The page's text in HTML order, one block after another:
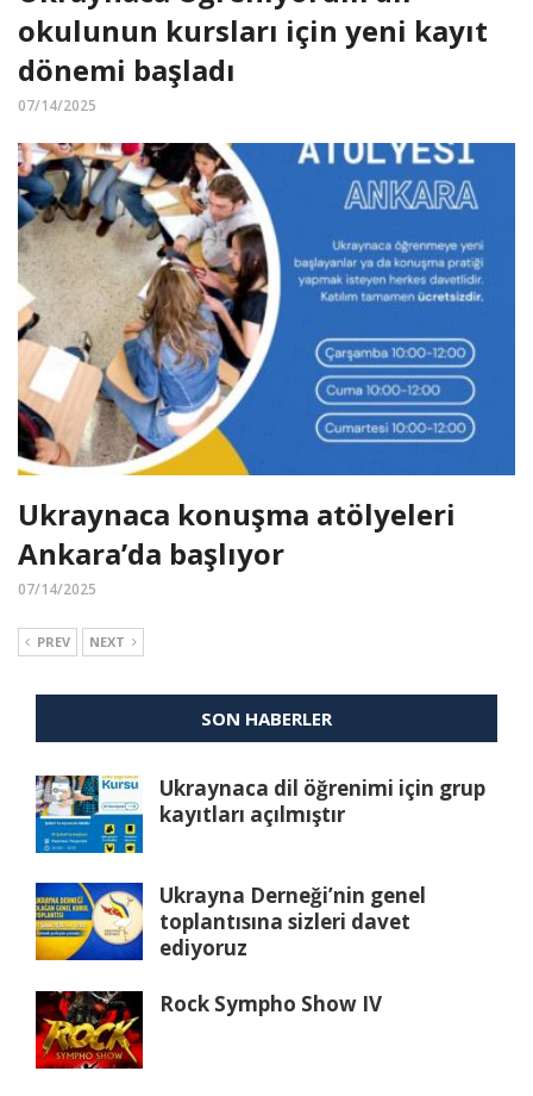
okulunun kursları için yeni kayıt
dönemi başladı
07/14/2025
Ukraynaca konuşma atölyeleri
Ankara’da başlıyor
07/14/2025
PREV NEXT
SON HABERLER
Ukraynaca dil öğrenimi için grup
kayıtları açılmıştır
Ukrayna Derneği’nin genel
toplantısına sizleri davet
ediyoruz
Rock Sympho Show IV